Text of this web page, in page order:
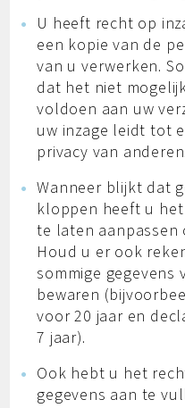
U heeft recht op
een kopie van de
van u verwerken.
dat het niet
voldoen aan uw
uw inzage leidt tot
privacy van anderen.
Wanneer blijkt dat
kloppen heeft u
te laten aanpassen
Houd u er ook
sommige gegevens
bewaren
voor 20 jaar en
7 jaar).
Ook hebt u het
gegevens aan te